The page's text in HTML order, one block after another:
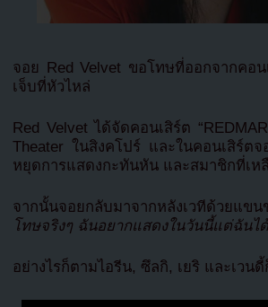
จอย Red Velvet ขอโทษที่ออกจากคอน
เจ็บที่หัวไหล่
Red Velvet ได้จัดคอนเสิร์ต
Theater ในสิงคโปร์ และในคอนเสิร์ต
หยุดการแสดงกะทันหัน และสมาชิกที่เห
จากนั้นจอยกลับมาจากหลังเวทีด้วยแขน
โทษจริงๆ ฉันอยากแสดงในวันนี้แต่ฉันไ
อย่างไรก็ตามไอรีน, ซึลกิ, เยริ และเวน